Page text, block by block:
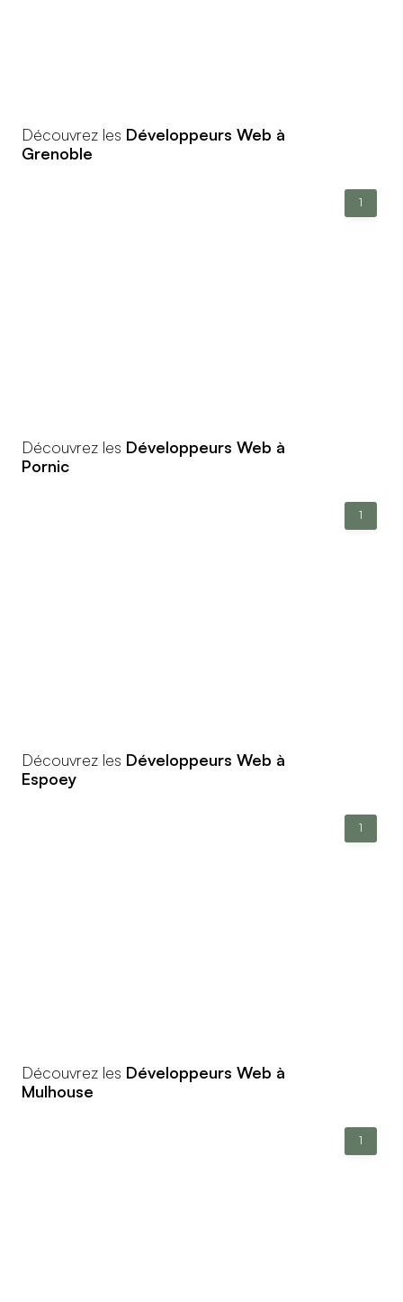
Découvrez les Développeurs Web à
Grenoble
1
Découvrez les Développeurs Web à
Pornic
1
Découvrez les Développeurs Web à
Espoey
1
Découvrez les Développeurs Web à
Mulhouse
1